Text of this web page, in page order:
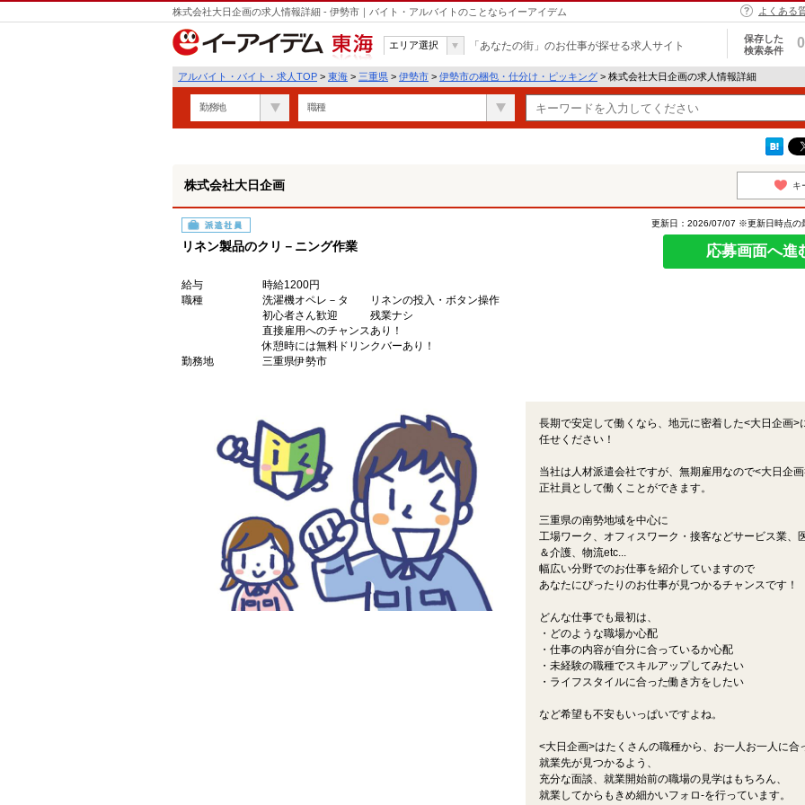
株式会社大日企画の求人情報詳細 - 伊勢市｜バイト・アルバイトのことならイーアイデム よくある
東海
エリア選択 「あなたの街」のお仕事が探せる求人サイト
保存した
検索条件
0
アルバイト・バイト・求人TOP > 東海 > 三重県 > 伊勢市 > 伊勢市の梱包・仕分け・ピッキング > 株式会社大日企画の求人情報詳細
勤務地 職種
株式会社大日企画 キ
派遣社員
リネン製品のクリ－ニング作業
更新日：2026/07/07 ※更新日時点の
応募画面へ進
給与
時給1200円
職種
洗濯機オペレ－タ リネンの投入・ボタン操作
初心者さん歓迎 残業ナシ
直接雇用へのチャンスあり！
休憩時には無料ドリンクバーあり！
勤務地
三重県伊勢市
長期で安定して働くなら、地元に密着した<大日企画>
任せください！
当社は人材派遣会社ですが、無期雇用なので<大日企
正社員として働くことができます。
三重県の南勢地域を中心に
工場ワーク、オフィスワーク・接客などサービス業、
＆介護、物流etc...
幅広い分野でのお仕事を紹介していますので
あなたにぴったりのお仕事が見つかるチャンスです！
どんな仕事でも最初は、
・どのような職場か心配
・仕事の内容が自分に合っているか心配
・未経験の職種でスキルアップしてみたい
・ライフスタイルに合った働き方をしたい
など希望も不安もいっぱいですよね。
<大日企画>はたくさんの職種から、お一人お一人に合
就業先が見つかるよう、
充分な面談、就業開始前の職場の見学はもちろん、
就業してからもきめ細かいフォロ-を行っています。